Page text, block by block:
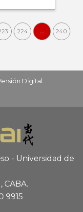
224 … 240
Digital
- Universidad de
CABA.
9915